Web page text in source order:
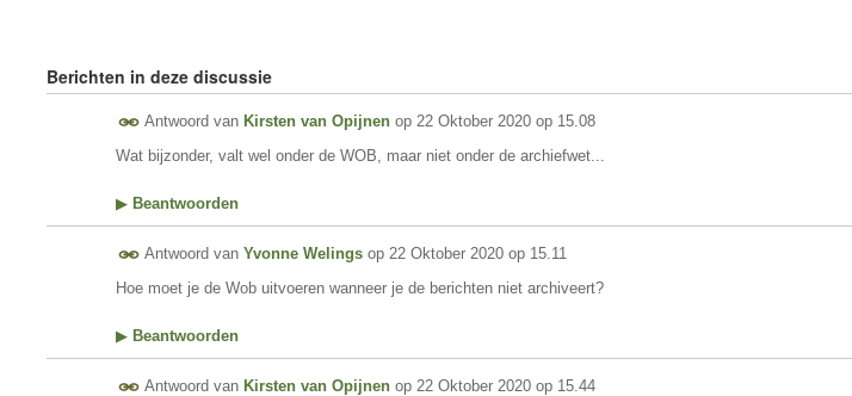
Berichten in deze discussie
Antwoord van Kirsten van Opijnen op 22 Oktober 2020 op 15.08
Wat bijzonder, valt wel onder de WOB, maar niet onder de archiefwet...
▶ Beantwoorden
Antwoord van Yvonne Welings op 22 Oktober 2020 op 15.11
Hoe moet je de Wob uitvoeren wanneer je de berichten niet archiveert?
▶ Beantwoorden
Antwoord van Kirsten van Opijnen op 22 Oktober 2020 op 15.44